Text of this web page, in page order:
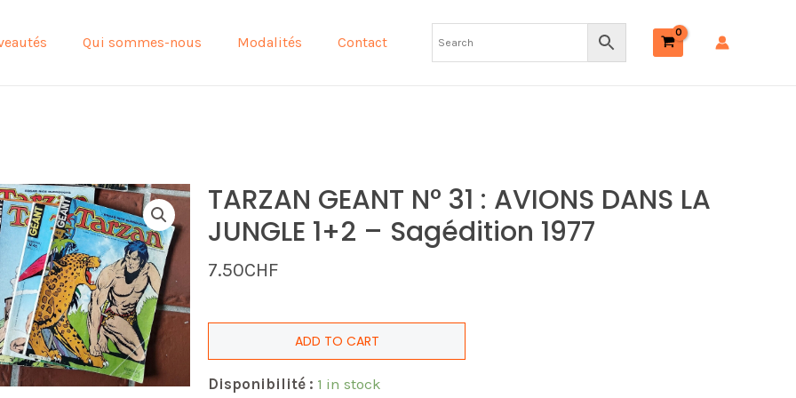
Qui sommes-nous Modalités Contact
TARZAN GEANT N° 31 : AVIONS DANS LA
JUNGLE 1+2 – Sagédition 1977
7.50CHF
ADD TO CART
Disponibilité : 1 in stock
31
–
Sagédition
1977